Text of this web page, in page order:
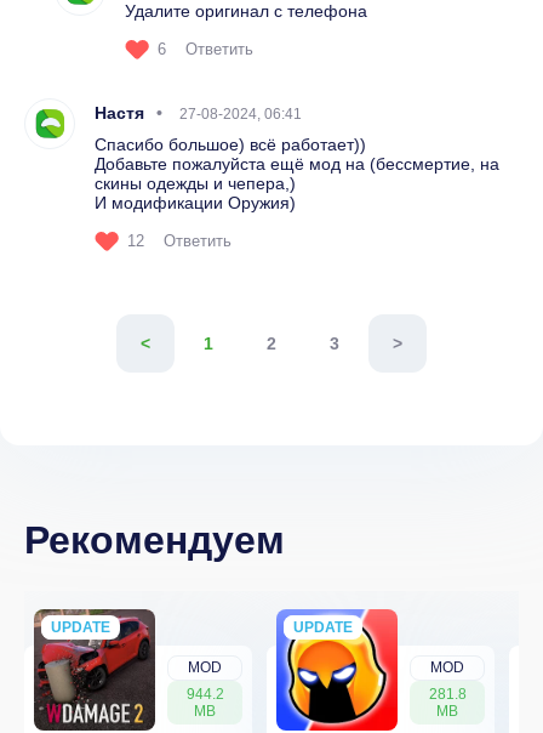
Удалите оригинал с телефона
6 Ответить
Настя 27-08-2024, 06:41
Спасибо большое) всё работает))
Добавьте пожалуйста ещё мод на (бессмертие, на
скины одежды и чепера,)
И модификации Оружия)
12 Ответить
< 1 2 3 >
Рекомендуем
MOD
944.2
MB
UPDATE
NEW
MOD
281.8
MB
UPDATE
NEW